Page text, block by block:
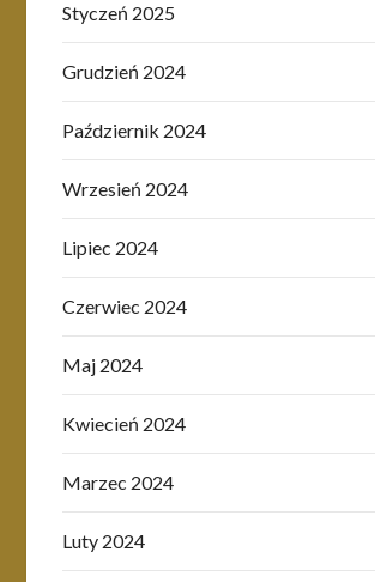
Styczeń 2025
Grudzień 2024
Październik 2024
Wrzesień 2024
Lipiec 2024
Czerwiec 2024
Maj 2024
Kwiecień 2024
Marzec 2024
Luty 2024